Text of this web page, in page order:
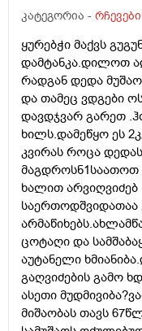
კატეგორია - რჩევები
ყურებჭი მაქვს
დამტანკა.დილოთ
რადგან დედა
და თამეც ვდგები
დავდჯვარ გარეთ
ხილს.დამეწყო ეს
კვირას როცა
მაგდროსნ1საათოთ
ხალით არვიღვიძებ
საერთოდშვიდათაა
ცოტაღი და
აუტანელი
გაღვიძების გამო
ასეთი
მიშაობას თავს